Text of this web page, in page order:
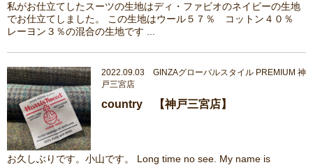
私がお仕立てしたスーツの生地はディ・ファビオのネイビーの生地
でお仕立てしました。 この生地はウール５７％ コットン４０％
レーヨン３％の混合の生地です ...
2022.09.03 GINZAグローバルスタイル PREMIUM 神
戸三宮店
country 【神戸三宮店】
お久しぶりです。小山です。 Long time no see. My name is